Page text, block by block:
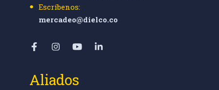
Escríbenos:
mercadeo@dielco.co
Aliados